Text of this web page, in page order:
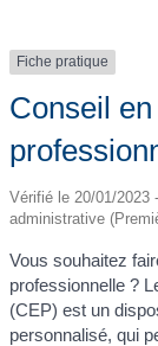
Fiche pratique
Conseil
Vérifié le 20/01/2023
administrative
Vous souhaitez
professionnelle ?
(CEP) est un
personnalisé, qui